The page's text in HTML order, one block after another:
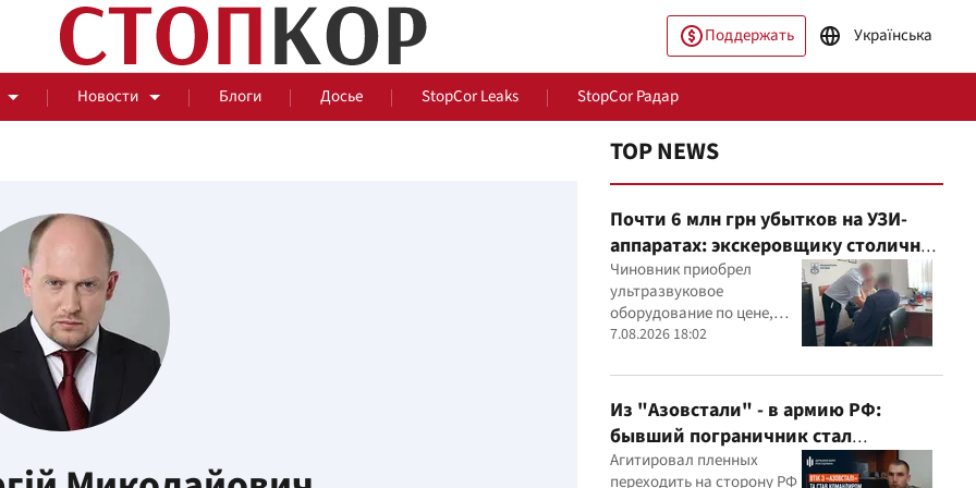
Поддержать Українська
Новости Блоги Досье StopCor Leaks StopCor Радар
За оградой
События
TOP NEWS
Почти 6 млн грн убытков на УЗИ-
аппаратах: экскеровщику столичной
больницы объявили подозрение
Чиновник приобрел
ультразвуковое
оборудование по цене,
которая, как установили
значительно выше
рыночной
7.08.2026 18:02
Из "Азовстали" - в армию РФ:
бывший пограничник стал
командиром минометного расчета
Агитировал пленных
переходить на сторону РФ